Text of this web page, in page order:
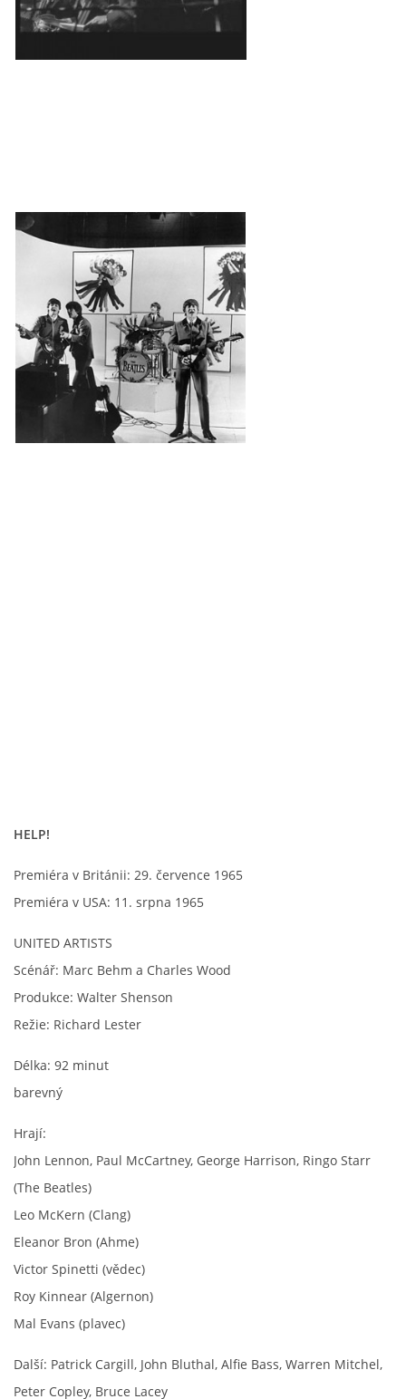
DISKOGRAFIE - BOOTLEGY V
NAHRÁVKY PODLE KÓDU
JOHN LENNON - SINGLY
JOHN LENNON - ALBA
JOHN LENNON - KONCERTY
RINGO STARR - SINGLY
RINGO STARR - ALBA
SKLADBY + INFO + AKORDY
BEATLES MONTHLY BOOK
KNIHY O BEATLES
KNIHY O BEATLES II
KALENDÁŘ 1960-62
KALENDÁŘ 1963-64
HELP!
Premiéra v Británii: 29. července 1965
Premiéra v USA: 11. srpna 1965
UNITED ARTISTS
Scénář: Marc Behm a Charles Wood
Produkce: Walter Shenson
Režie: Richard Lester
Délka: 92 minut
barevný
Hrají:
John Lennon, Paul McCartney, George Harrison, Ringo Starr
(The Beatles)
Leo McKern (Clang)
Eleanor Bron (Ahme)
Victor Spinetti (vědec)
Roy Kinnear (Algernon)
Mal Evans (plavec)
Další: Patrick Cargill, John Bluthal, Alfie Bass, Warren Mitchel,
Peter Copley, Bruce Lacey